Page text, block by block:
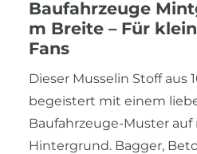
Baufahrzeuge
m Breite – Für
Fans
Dieser Musselin Stoff aus
begeistert mit einem
Baufahrzeuge-Muster
Hintergrund. Bagger,